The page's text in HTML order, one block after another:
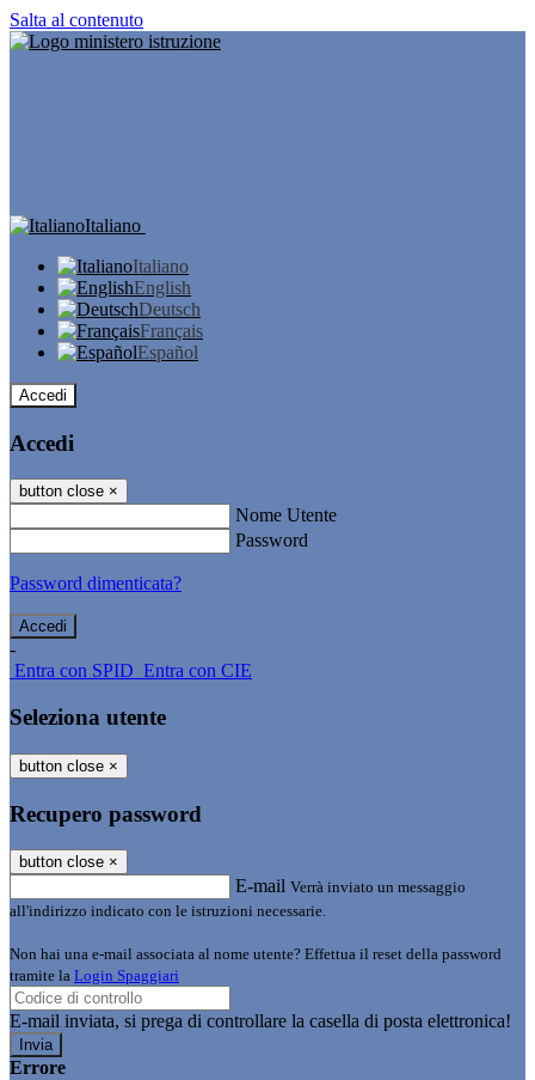
Salta al contenuto
Italiano
Italiano
English
Deutsch
Français
Español
Accedi
Accedi
button close ×
Nome Utente
Password
Password dimenticata?
-
Entra con SPID Entra con CIE
Seleziona utente
button close ×
Recupero password
button close ×
E-mail Verrà inviato un messaggio
all'indirizzo indicato con le istruzioni necessarie.
Non hai una e-mail associata al nome utente? Effettua il reset della password
tramite la Login Spaggiari
E-mail inviata, si prega di controllare la casella di posta elettronica!
Errore